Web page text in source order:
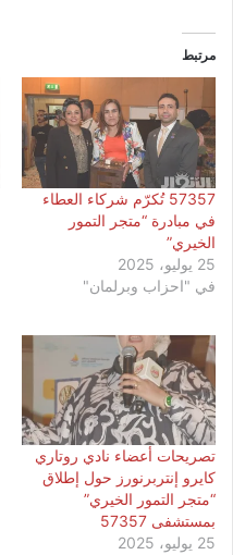
مرتبط
57357 تُكرّم شركاء العطاء
في مبادرة “متجر التمور
الخيري”
25 يوليو، 2025
في "احزاب وبرلمان"
تصريحات أعضاء نادي روتاري
كايرو إنتربرنورز حول إطلاق
“متجر التمور الخيري”
بمستشفى 57357
25 يوليو، 2025